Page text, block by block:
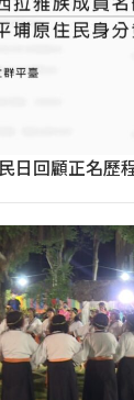
日回顧正名歷